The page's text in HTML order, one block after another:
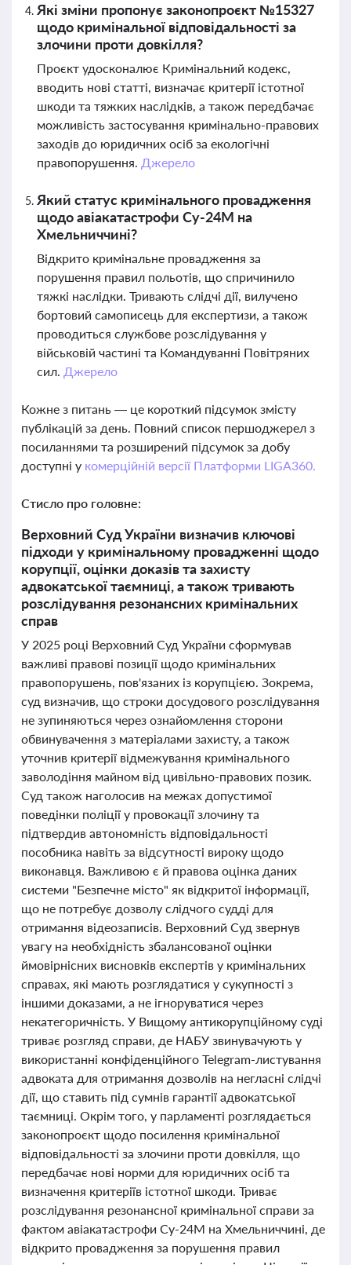
Які зміни пропонує законопроєкт №15327
щодо кримінальної відповідальності за
злочини проти довкілля?
Проєкт удосконалює Кримінальний кодекс,
вводить нові статті, визначає критерії істотної
шкоди та тяжких наслідків, а також передбачає
можливість застосування кримінально-правових
заходів до юридичних осіб за екологічні
правопорушення. Джерело
Який статус кримінального провадження
щодо авіакатастрофи Су-24М на
Хмельниччині?
Відкрито кримінальне провадження за
порушення правил польотів, що спричинило
тяжкі наслідки. Тривають слідчі дії, вилучено
бортовий самописець для експертизи, а також
проводиться службове розслідування у
військовій частині та Командуванні Повітряних
сил. Джерело
Кожне з питань — це короткий підсумок змісту
публікацій за день. Повний список першоджерел з
посиланнями та розширений підсумок за добу
доступні у комерційній версії Платформи LIGA360.
Стисло про головне:
Верховний Суд України визначив ключові
підходи у кримінальному провадженні щодо
корупції, оцінки доказів та захисту
адвокатської таємниці, а також тривають
розслідування резонансних кримінальних
справ
У 2025 році Верховний Суд України сформував
важливі правові позиції щодо кримінальних
правопорушень, пов'язаних із корупцією. Зокрема,
суд визначив, що строки досудового розслідування
не зупиняються через ознайомлення сторони
обвинувачення з матеріалами захисту, а також
уточнив критерії відмежування кримінального
заволодіння майном від цивільно-правових позик.
Суд також наголосив на межах допустимої
поведінки поліції у провокації злочину та
підтвердив автономність відповідальності
пособника навіть за відсутності вироку щодо
виконавця. Важливою є й правова оцінка даних
системи "Безпечне місто" як відкритої інформації,
що не потребує дозволу слідчого судді для
отримання відеозаписів. Верховний Суд звернув
увагу на необхідність збалансованої оцінки
ймовірнісних висновків експертів у кримінальних
справах, які мають розглядатися у сукупності з
іншими доказами, а не ігноруватися через
некатегоричність. У Вищому антикорупційному суді
триває розгляд справи, де НАБУ звинувачують у
використанні конфіденційного Telegram-листування
адвоката для отримання дозволів на негласні слідчі
дії, що ставить під сумнів гарантії адвокатської
таємниці. Окрім того, у парламенті розглядається
законопроєкт щодо посилення кримінальної
відповідальності за злочини проти довкілля, що
передбачає нові норми для юридичних осіб та
визначення критеріїв істотної шкоди. Триває
розслідування резонансної кримінальної справи за
фактом авіакатастрофи Су-24М на Хмельниччині, де
відкрито провадження за порушення правил